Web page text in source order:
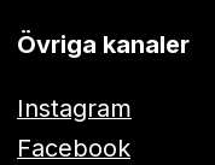
Övriga kanaler
Instagram
Facebook